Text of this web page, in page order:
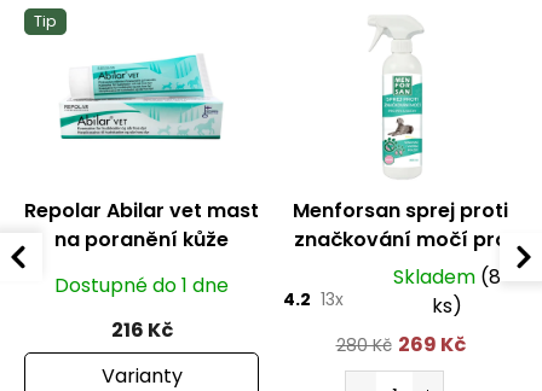
Tip
Repolar Abilar vet mast
na poranění kůže
Dostupné do 1 dne
216 Kč
Varianty
Menforsan sprej proti
značkování močí pro
psy a kočky 500 ml
4.2 13x
Skladem (8
ks)
280 Kč 269 Kč